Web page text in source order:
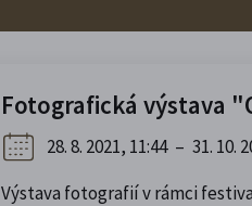
Fotografická výstava
28. 8. 2021, 11:44 – 31. 10.
Výstava fotografií v rámci